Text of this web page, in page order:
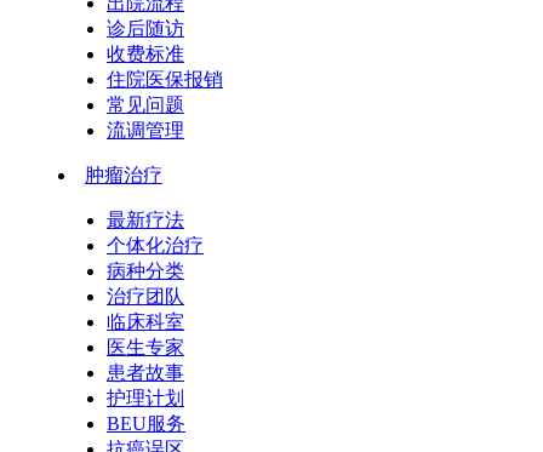
诊后随访
收费标准
住院医保报销
常见问题
流调管理
肿瘤治疗
最新疗法
个体化治疗
病种分类
治疗团队
临床科室
医生专家
患者故事
护理计划
BEU服务